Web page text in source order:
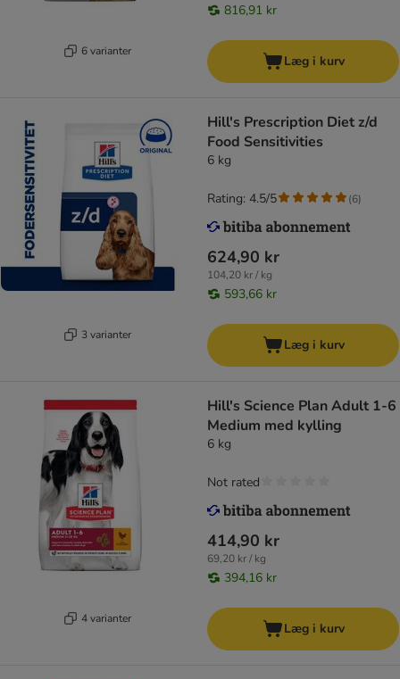
6 varianter
816,91 kr
Læg i kurv
3 varianter
Hill's Prescription Diet z/d
Food Sensitivities
6 kg
624,90 kr
104,20 kr / kg
593,66 kr
Rating: 4.5/5 (6)
Læg i kurv
4 varianter
Hill's Science Plan Adult 1-6
Medium med kylling
6 kg
414,90 kr
69,20 kr / kg
394,16 kr
Not rated
Læg i kurv